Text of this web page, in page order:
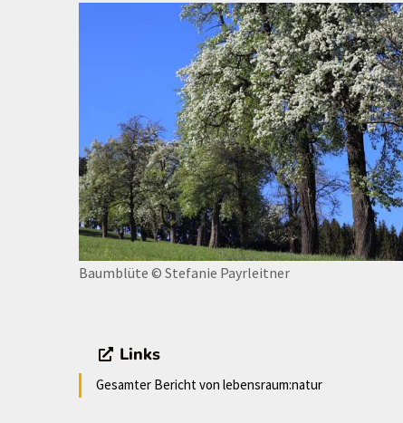
Baumblüte © Stefanie Payrleitner
Links
Gesamter Bericht von lebensraum:natur